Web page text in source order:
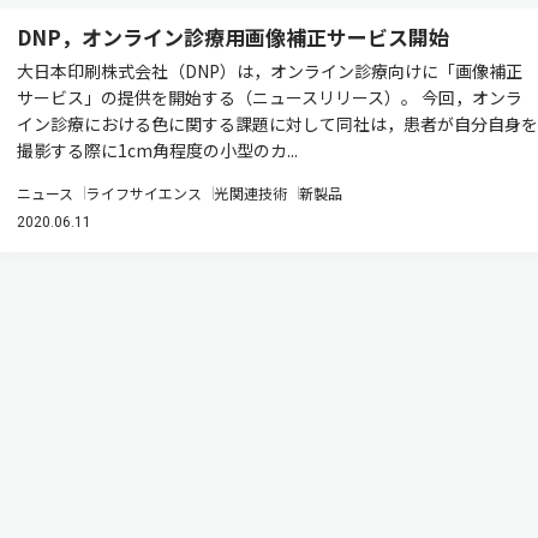
DNP，オンライン診療用画像補正サービス開始
大日本印刷株式会社（DNP）は，オンライン診療向けに「画像補正
サービス」の提供を開始する（ニュースリリース）。 今回，オンラ
イン診療における色に関する課題に対して同社は，患者が自分自身を
撮影する際に1cm角程度の小型のカ...
ニュース ライフサイエンス 光関連技術 新製品
2020.06.11